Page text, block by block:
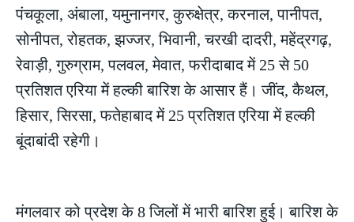
पंचकूला, अंबाला, यमुनानगर, कुरुक्षेत्र, करनाल, पानीपत,
सोनीपत, रोहतक, झज्जर, भिवानी, चरखी दादरी, महेंद्रगढ़,
रेवाड़ी, गुरुग्राम, पलवल, मेवात, फरीदाबाद में 25 से 50
प्रतिशत एरिया में हल्की बारिश के आसार हैं। जींद, कैथल,
हिसार, सिरसा, फतेहाबाद में 25 प्रतिशत एरिया में हल्की
बूंदाबांदी रहेगी।
मंगलवार को प्रदेश के 8 जिलों में भारी बारिश हुई। बारिश के